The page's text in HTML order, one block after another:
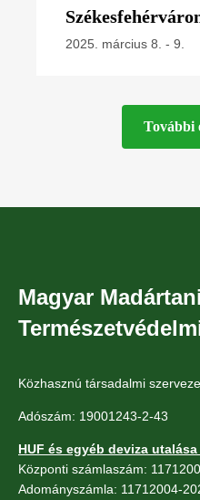
2025. március 8. - 9.
További
Magyar
Közhasznú társadalmi
Adószám: 19001243-2-43
HUF és egyéb deviza
Központi számlaszám:
Adományszámla: 11712004-